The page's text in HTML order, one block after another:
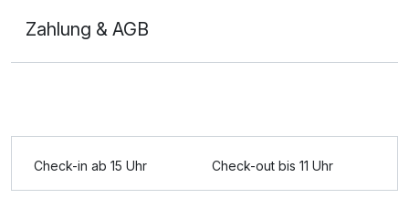
Für 5 Tage p.P. ab457,00 €
Zahlung & AGB
Check-in ab 15 Uhr Check-out bis 11 Uhr